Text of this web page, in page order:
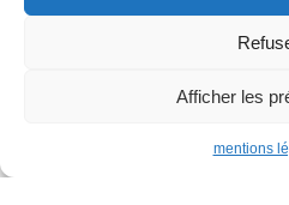
Afficher les
mentions